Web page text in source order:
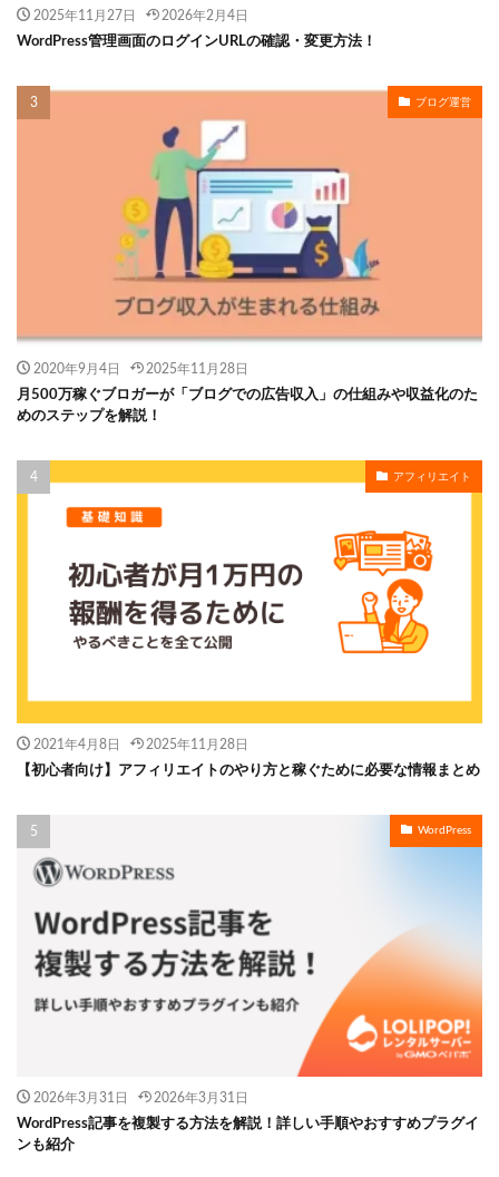
2025年11月27日 2026年2月4日
WordPress管理画面のログインURLの確認・変更方法！
ブログ運営
2020年9月4日 2025年11月28日
月500万稼ぐブロガーが「ブログでの広告収入」の仕組みや収益化のた
めのステップを解説！
アフィリエイト
2021年4月8日 2025年11月28日
【初心者向け】アフィリエイトのやり方と稼ぐために必要な情報まとめ
WordPress
2026年3月31日 2026年3月31日
WordPress記事を複製する方法を解説！詳しい手順やおすすめプラグイ
ンも紹介